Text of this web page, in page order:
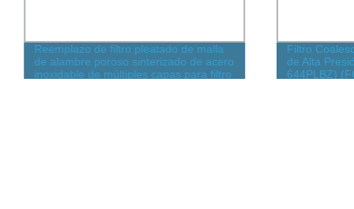
Reemplazo de filtro pleatado de malla
de alambre poroso sinterizado de acero
inoxidable de múltiples capas para filtro
Filtro
de Alta
644PLBZ)